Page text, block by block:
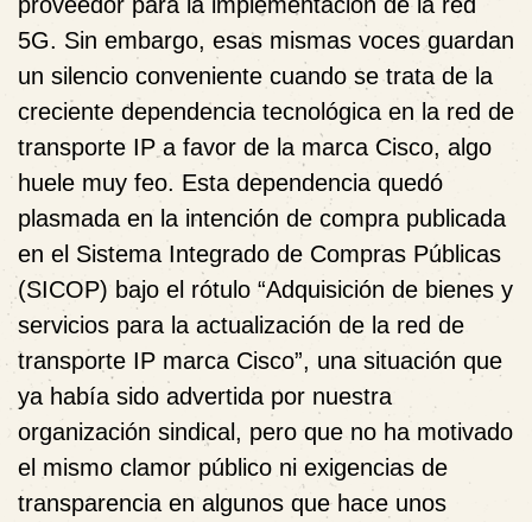
5G. Sin embargo, esas mismas voces guardan
un silencio conveniente cuando se trata de la
creciente dependencia tecnológica en la red de
transporte IP a favor de la marca Cisco, algo
huele muy feo. Esta dependencia quedó
plasmada en la intención de compra publicada
en el Sistema Integrado de Compras Públicas
(SICOP) bajo el rótulo “Adquisición de bienes y
servicios para la actualización de la red de
transporte IP marca Cisco”, una situación que
ya había sido advertida por nuestra
organización sindical, pero que no ha motivado
el mismo clamor público ni exigencias de
transparencia en algunos que hace unos